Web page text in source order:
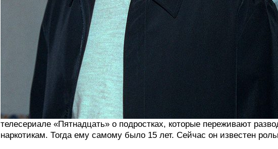
телесериале «Пятнадцать» о подростках, которые переживают
наркотикам. Тогда ему самому было 15 лет. Сейчас он известен